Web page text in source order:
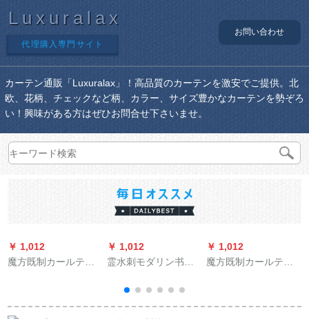
Luxuralax
代理購入専門サイト
お問い合わせ
カーテン通販「Luxuralax」！高品質のカーテンを激安でご提供。北
欧、花柄、チェックなど柄、カラー、サイズ豊かなカーテンを勢ぞろ
い！興味がある方はぜひお問合せ下さいませ。
￥ 1,012
魔方既制カールテム
ーン寝室扫き出し窓*
￥ 1,012
霊水刺モダリン书房
グ既制カーリングテ
ーン青い羽幅2.5メー
￥ 1,012
魔方既制カールテム
ンテン无の寝室リビ